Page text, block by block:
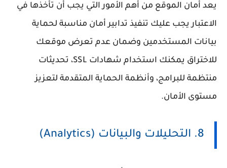
يعد أمان الموقع من أهم الأمور التي يجب أن تأخذها في
الاعتبار يجب عليك تنفيذ تدابير أمان مناسبة لحماية
بيانات المستخدمين وضمان عدم تعرض موقعك
للاختراق يمكنك استخدام شهادات SSL، تحديثات
منتظمة للبرامج، وأنظمة الحماية المتقدمة لتعزيز
مستوى الأمان.
8. التحليلات والبيانات (Analytics)